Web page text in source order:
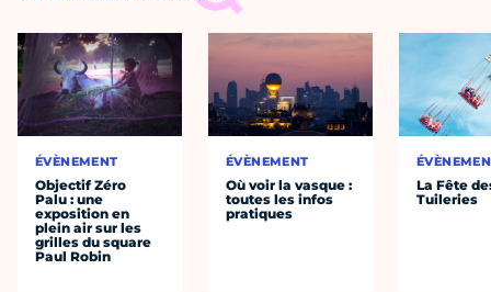
ÉVÈNEMENT
Objectif Zéro
Palu : une
exposition en
plein air sur les
grilles du square
Paul Robin
ÉVÈNEMENT
Où voir la vasque :
toutes les infos
pratiques
La Fête
Tuileries